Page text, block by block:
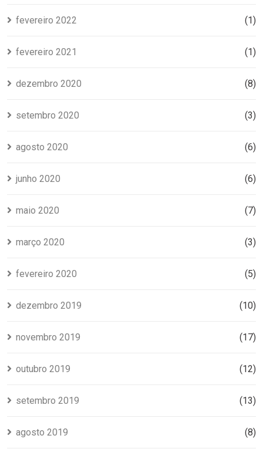
fevereiro 2022 (1)
fevereiro 2021 (1)
dezembro 2020 (8)
setembro 2020 (3)
agosto 2020 (6)
junho 2020 (6)
maio 2020 (7)
março 2020 (3)
fevereiro 2020 (5)
dezembro 2019 (10)
novembro 2019 (17)
outubro 2019 (12)
setembro 2019 (13)
agosto 2019 (8)